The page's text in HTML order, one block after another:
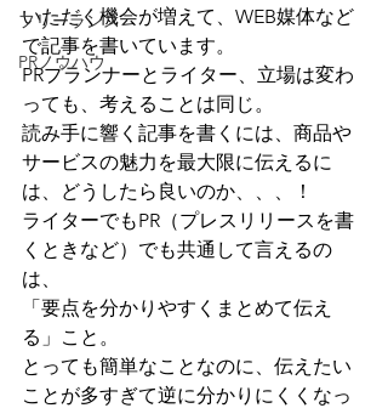
フリーランス
PRノウハウ
いただく機会が増えて、WEB媒体など
で記事を書いています。
PRプランナーとライター、立場は変わ
っても、考えることは同じ。
読み手に響く記事を書くには、商品や
サービスの魅力を最大限に伝えるに
は、どうしたら良いのか、、、！
ライターでもPR（プレスリリースを書
くときなど）でも共通して言えるの
は、
「要点を分かりやすくまとめて伝え
る」こと。
とっても簡単なことなのに、伝えたい
ことが多すぎて逆に分かりにくくなっ